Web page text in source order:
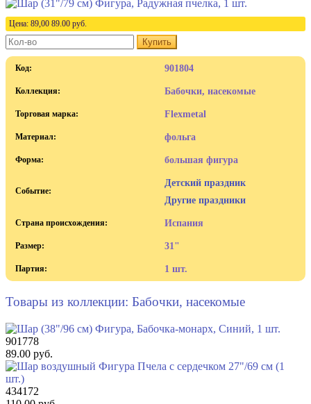
Цена: 89,00 89.00 руб.
Купить
Код: 901804
Коллекция: Бабочки, насекомые
Торговая марка: Flexmetal
Материал: фольга
Форма: большая фигура
Событие:
Детский праздник
Другие праздники
Страна происхождения: Испания
Размер: 31"
Партия: 1 шт.
Товары из коллекции: Бабочки, насекомые
901778
89.00 руб.
434172